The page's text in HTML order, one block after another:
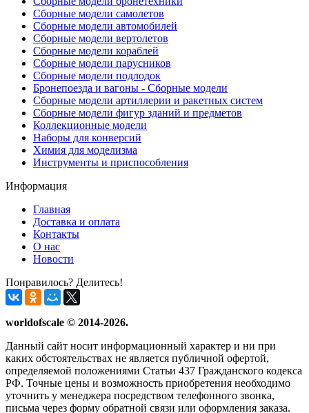
Сборные модели самолетов
Сборные модели автомобилей
Сборные модели вертолетов
Сборные модели кораблей
Сборные модели парусников
Сборные модели подлодок
Бронепоезда и вагоны - Сборные модели
Сборные модели артиллерии и ракетных систем
Сборные модели фигур зданий и предметов
Коллекционные модели
Наборы для конверсий
Химия для моделизма
Инструменты и приспособления
Информация
Главная
Доставка и оплата
Контакты
О нас
Новости
Понравилось? Делитесь!
worldofscale © 2014-2026.
Данный сайт носит информационный характер и ни при
каких обстоятельствах не является публичной офертой,
определяемой положениями Статьи 437 Гражданского кодекса
РФ. Точные цены и возможность приобретения необходимо
уточнить у менеджера посредством телефонного звонка,
письма через форму обратной связи или оформления заказа.